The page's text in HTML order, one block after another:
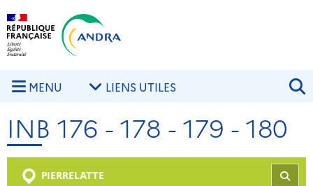
Aller au contenu principal
MENU LIENS UTILES
INB 176 - 178 - 179 - 180
PIERRELATTE